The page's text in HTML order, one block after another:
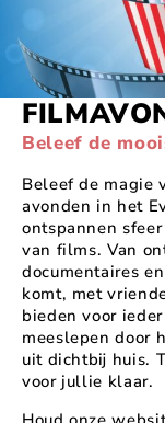
Beleef de
Beleef de magie
avonden in het
ontspannen
van films. Van
documentaires
komt, met
bieden voor
meeslepen door
uit dichtbij huis.
voor jullie klaar.